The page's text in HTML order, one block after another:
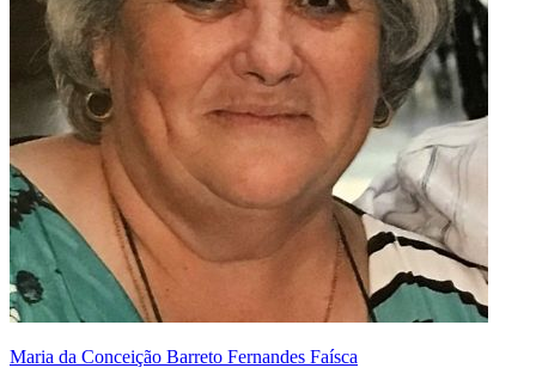
Maria da Conceição Barreto Fernandes Faísca